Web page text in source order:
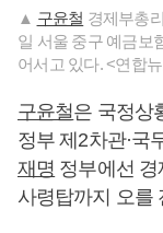
▲ 구윤철 경제부총
일 서울 중구 예금보
어서고 있다. <연합
구윤철은 국정상
정부 제2차관·국
재명 정부에선 경
사령탑까지 오를